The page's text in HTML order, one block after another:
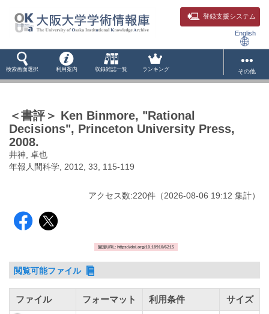
登録支援システム
English
検索画面選択 利用案内 収録雑誌一覧 ランキング その他
＜書評＞ Ken Binmore, "Rational
Decisions", Princeton University Press,
2008.
井神, 卓也
年報人間科学, 2012, 33, 115-119
アクセス数:220件 （2026-08-06 19:12 集計）
固定URL: https://doi.org/10.18910/6215
閲覧可能ファイル
ファイル フォーマット 利用条件 サイズ